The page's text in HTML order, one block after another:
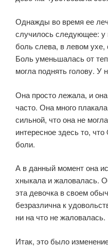
Однажды во время ее
случилось следующее: у
боль слева, в левом
Боль уменьшалась от
могла поднять голову.
Она просто лежала, и
часто. Она много
сильной, что она не
интересное здесь то,
боли.
А в данный момент она
хныкала и жаловалась.
эта девочка в своем
безразлична к
ни на что не жаловалась.
Итак, это было